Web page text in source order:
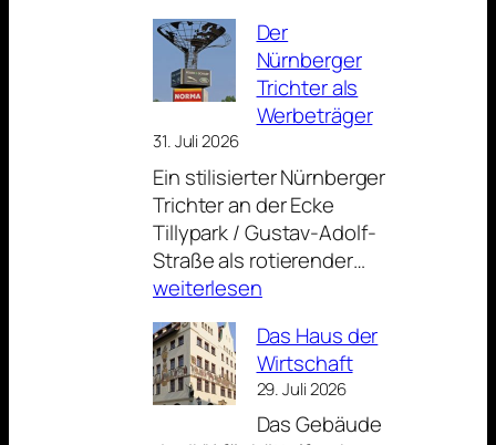
zum
Sonntag:
Über
dem
der
Lorenzkirche
Der
Nürnberger
Trichter als
Werbeträger
31. Juli 2026
Ein stilisierter Nürnberger
Trichter an der Ecke
Tillypark / Gustav-Adolf-
Straße als rotierender…
als
weiterlesen
Das Haus der
Wirtschaft
29. Juli 2026
Das Gebäude